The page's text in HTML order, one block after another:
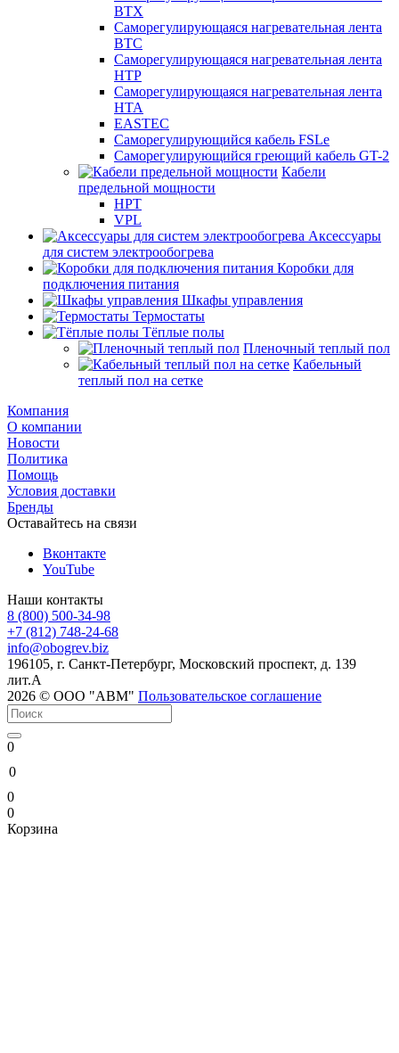
ВТХ
Саморегулирующаяся нагревательная лента
ВТС
Саморегулирующаяся нагревательная лента
НТР
Саморегулирующаяся нагревательная лента
НТА
EASTEC
Саморегулирующийся кабель FSLe
Саморегулирующийся греющий кабель GT-2
Кабели
предельной мощности
HPT
VPL
Аксессуары
для систем электрообогрева
Коробки для
подключения питания
Шкафы управления
Термостаты
Тёплые полы
Пленочный теплый пол
Кабельный
теплый пол на сетке
Компания
О компании
Новости
Политика
Помощь
Условия доставки
Бренды
Оставайтесь на связи
Вконтакте
YouTube
Наши контакты
8 (800) 500-34-98
+7 (812) 748-24-68
info@obogrev.biz
196105, г. Санкт-Петербург, Московский проспект, д. 139
лит.А
2026 © ООО "АВМ" Пользовательское соглашение
0
0
0
0
Корзина